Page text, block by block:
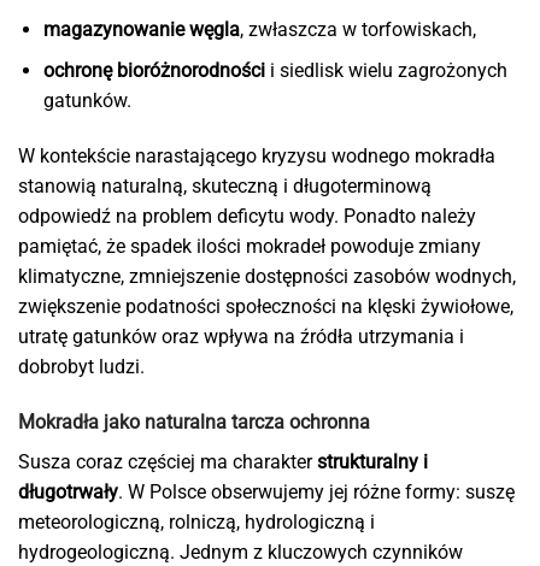
magazynowanie węgla, zwłaszcza w torfowiskach,
ochronę bioróżnorodnościi siedlisk wielu zagrożonych
gatunków.
W kontekście narastającego kryzysu wodnego mokradła
stanowią naturalną, skuteczną i długoterminową
odpowiedź na problem deficytu wody. Ponadto należy
pamiętać, że spadek ilości mokradeł powoduje zmiany
klimatyczne, zmniejszenie dostępności zasobów wodnych,
zwiększenie podatności społeczności na klęski żywiołowe,
utratę gatunków oraz wpływa na źródła utrzymania i
dobrobyt ludzi.
Mokradła jako naturalna tarcza ochronna
Susza coraz częściej ma charakterstrukturalny i
długotrwały. W Polsce obserwujemy jej różne formy: suszę
meteorologiczną, rolniczą, hydrologiczną i
hydrogeologiczną. Jednym z kluczowych czynników